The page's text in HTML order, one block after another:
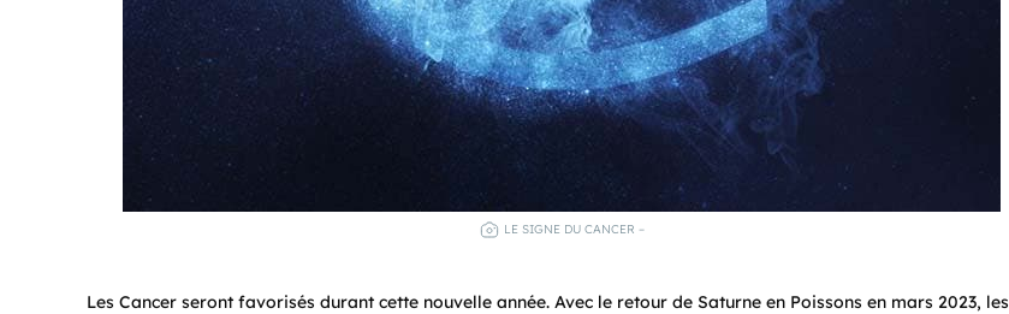
LE SIGNE DU CANCER –
Les Cancer seront favorisés durant cette nouvelle année. Avec le retour de Saturne en Poissons en mars 2023, les